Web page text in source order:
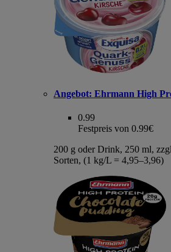
Angebot: Ehrmann High
0.99
Festpreis von 0.99€
200 g oder Drink, 250 ml,
Sorten, (1 kg/L = 4,95–3,96)